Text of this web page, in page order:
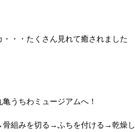
・・たくさん見れて癒されました
うちわミュージアムへ！
組みを切る→ふちを付ける→乾燥し